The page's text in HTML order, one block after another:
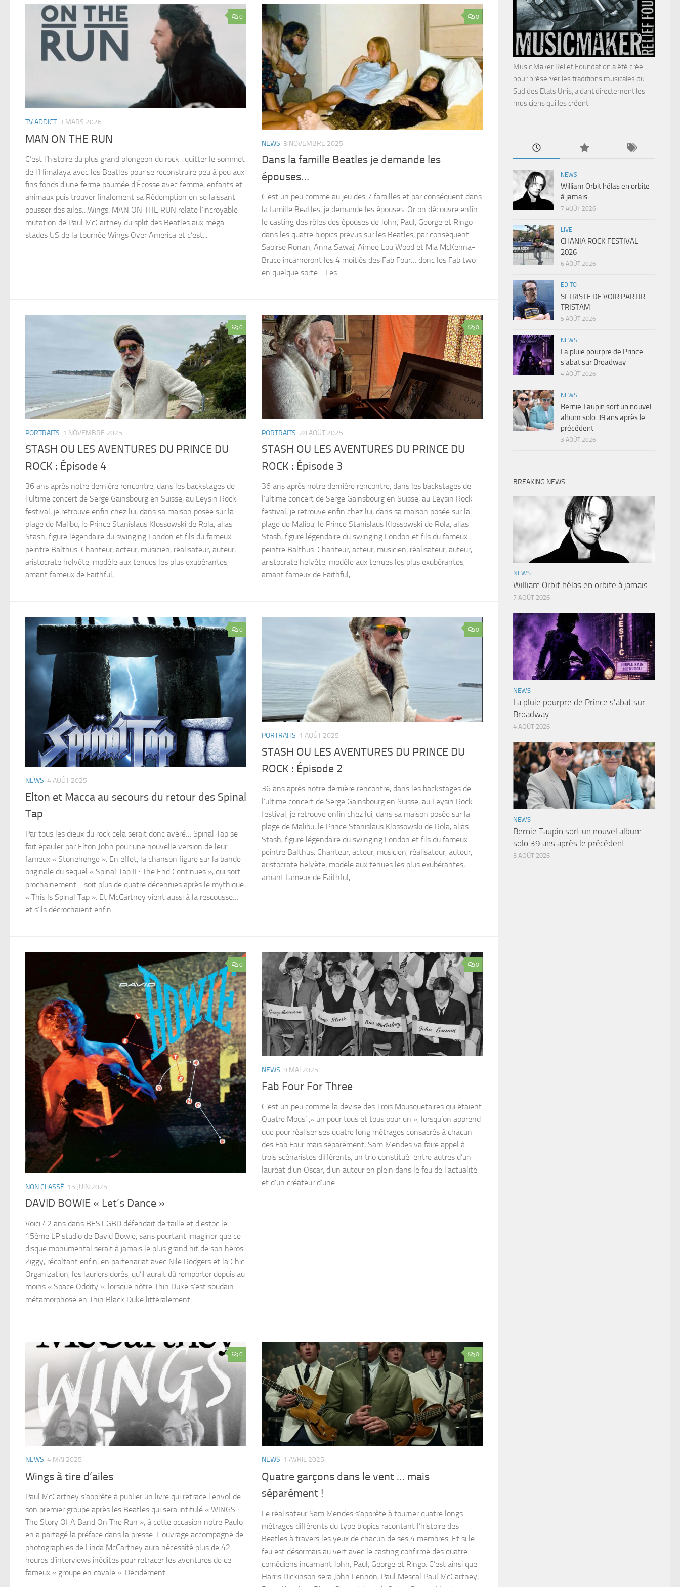
0
TV ADDICT 3 MARS 2026
MAN ON THE RUN
C’est l’histoire du plus grand plongeon du rock : quitter le sommet
de l’Himalaya avec les Beatles pour se reconstruire peu à peu aux
fins fonds d’une ferme paumée d’Écosse avec femme, enfants et
animaux puis trouver finalement sa Rédemption en se laissant
pousser des ailes…Wings. MAN ON THE RUN relate l’incroyable
mutation de Paul McCartney du split des Beatles aux méga
stades US de la tournée Wings Over America et c’est...
0
NEWS 3 NOVEMBRE 2025
Dans la famille Beatles je demande les
épouses…
C’est un peu comme au jeu des 7 familles et par conséquent dans
la famille Beatles, je demande les épouses. Or on découvre enfin
le casting des rôles des épouses de John, Paul, George et Ringo
dans les quatre biopics prévus sur les Beatles, par conséquent
Saoirse Ronan, Anna Sawai, Aimee Lou Wood et Mia McKenna-
Bruce incarneront les 4 moitiés des Fab Four… donc les Fab two
en quelque sorte… Les...
0
PORTRAITS 1 NOVEMBRE 2025
STASH OU LES AVENTURES DU PRINCE DU
ROCK : Épisode 4
36 ans après notre dernière rencontre, dans les backstages de
l’ultime concert de Serge Gainsbourg en Suisse, au Leysin Rock
festival, je retrouve enfin chez lui, dans sa maison posée sur la
plage de Malibu, le Prince Stanislaus Klossowski de Rola, alias
Stash, figure légendaire du swinging London et fils du fameux
peintre Balthus. Chanteur, acteur, musicien, réalisateur, auteur,
aristocrate helvète, modèle aux tenues les plus exubérantes,
amant fameux de Faithful,...
0
PORTRAITS 28 AOÛT 2025
STASH OU LES AVENTURES DU PRINCE DU
ROCK : Épisode 3
36 ans après notre dernière rencontre, dans les backstages de
l’ultime concert de Serge Gainsbourg en Suisse, au Leysin Rock
festival, je retrouve enfin chez lui, dans sa maison posée sur la
plage de Malibu, le Prince Stanislaus Klossowski de Rola, alias
Stash, figure légendaire du swinging London et fils du fameux
peintre Balthus. Chanteur, acteur, musicien, réalisateur, auteur,
aristocrate helvète, modèle aux tenues les plus exubérantes,
amant fameux de Faithful,...
0
NEWS 4 AOÛT 2025
Elton et Macca au secours du retour des Spinal
Tap
Par tous les dieux du rock cela serait donc avéré… Spinal Tap se
fait épauler par Elton John pour une nouvelle version de leur
fameux « Stonehenge ». En effet, la chanson figure sur la bande
originale du sequel « Spinal Tap II : The End Continues », qui sort
prochainement… soit plus de quatre décennies après le mythique
« This Is Spinal Tap ». Et McCartney vient aussi à la rescousse…
et s’ils décrochaient enfin...
0
PORTRAITS 1 AOÛT 2025
STASH OU LES AVENTURES DU PRINCE DU
ROCK : Épisode 2
36 ans après notre dernière rencontre, dans les backstages de
l’ultime concert de Serge Gainsbourg en Suisse, au Leysin Rock
festival, je retrouve enfin chez lui, dans sa maison posée sur la
plage de Malibu, le Prince Stanislaus Klossowski de Rola, alias
Stash, figure légendaire du swinging London et fils du fameux
peintre Balthus. Chanteur, acteur, musicien, réalisateur, auteur,
aristocrate helvète, modèle aux tenues les plus exubérantes,
amant fameux de Faithful,...
0
NON CLASSÉ 15 JUIN 2025
DAVID BOWIE « Let’s Dance »
Voici 42 ans dans BEST GBD défendait de taille et d’estoc le
15ème LP studio de David Bowie, sans pourtant imaginer que ce
disque monumental serait à jamais le plus grand hit de son héros
Ziggy, récoltant enfin, en partenariat avec Nile Rodgers et la Chic
Organization, les lauriers dorés, qu’il aurait dû remporter depuis au
moins « Space Oddity », lorsque nôtre Thin Duke s’est soudain
métamorphosé en Thin Black Duke littéralement...
0
NEWS 9 MAI 2025
Fab Four For Three
C’est un peu comme la devise des Trois Mousquetaires qui étaient
Quatre Mous’ ,« un pour tous et tous pour un », lorsqu’on apprend
que pour réaliser ses quatre long métrages consacrés à chacun
des Fab Four mais séparément, Sam Mendes va faire appel à …
trois scénaristes différents, un trio constitué entre autres d’un
lauréat d’un Oscar, d’un auteur en plein dans le feu de l’actualité
et d’un créateur d’une...
0
NEWS 4 MAI 2025
Wings à tire d’ailes
Paul McCartney s’apprête à publier un livre qui retrace l’envol de
son premier groupe après les Beatles qui sera intitulé « WINGS :
The Story Of A Band On The Run », à cette occasion notre Paulo
en a partagé la préface dans la presse. L’ouvrage accompagné de
photographies de Linda McCartney aura nécessité plus de 42
heures d’interviews inédites pour retracer les aventures de ce
fameux « groupe en cavale ». Décidément...
0
NEWS 1 AVRIL 2025
Quatre garçons dans le vent … mais
séparément !
Le réalisateur Sam Mendes s’apprête à tourner quatre longs
métrages différents du type biopics racontant l’histoire des
Beatles à travers les yeux de chacun de ses 4 membres. Et si le
feu est désormais au vert avec le casting confirmé des quatre
comédiens incarnant John, Paul, George et Ringo. C’est ainsi que
Harris Dickinson sera John Lennon, Paul Mescal Paul McCartney,
Music Maker Relief Foundation a été crée
pour préserver les traditions musicales du
Sud des Etats Unis, aidant directement les
musiciens qui les créent.
NEWS
William Orbit hélas en orbite
à jamais…
7 AOÛT 2026
LIVE
CHANIA ROCK FESTIVAL
2026
6 AOÛT 2026
EDITO
SI TRISTE DE VOIR PARTIR
TRISTAM
5 AOÛT 2026
NEWS
La pluie pourpre de Prince
s’abat sur Broadway
4 AOÛT 2026
NEWS
Bernie Taupin sort un nouvel
album solo 39 ans après le
précédent
3 AOÛT 2026
BREAKING NEWS
NEWS
William Orbit hélas en orbite à jamais…
7 AOÛT 2026
NEWS
La pluie pourpre de Prince s’abat sur
Broadway
4 AOÛT 2026
NEWS
Bernie Taupin sort un nouvel album
solo 39 ans après le précédent
3 AOÛT 2026